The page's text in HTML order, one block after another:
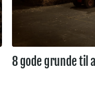
8 gode grunde til